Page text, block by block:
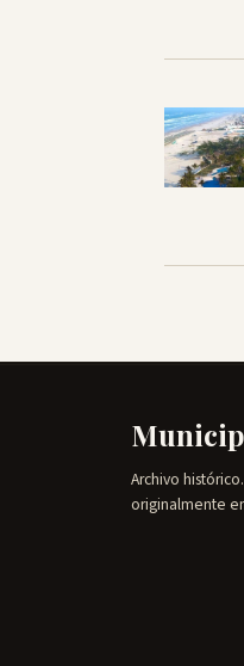
Archivo
originalmente